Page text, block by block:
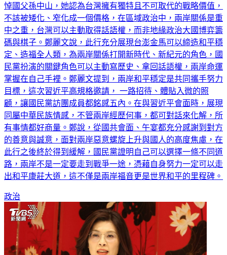
悼國父孫中山，她認為台灣擁有獨特且不可取代的戰略價值，
不該被矮化、窄化成一個價格，在區域政治中，兩岸關係是重
中之重，台灣可以主動取得話語權，而非地緣政治大國博弈籌
碼與棋子。鄭麗文說，此行充分展現台澎金馬可以締造和平穩
定、造福全人類，為兩岸關係打開新時代、新紀元的角色，國
民黨扮演的關鍵角色可以主動寫歷史、拿回話語權，兩岸命運
掌握在自己手裡。鄭麗文提到，兩岸和平穩定是共同攜手努力
目標，這次習近平高規格邀請， 一路招待、體貼入微的照
顧，讓國民黨訪團成員都銘感五內。在與習近平會面時，展現
同屬中華民族情感，不管兩岸經歷何事，都可對話來化解，所
有事情都好商量。鄭說，從國共會面、午宴都充分感謝到對方
的善意與誠意，面對兩岸惡意螺旋上升與國人的高度焦慮，在
此行之後終於得到緩解，國民黨證明自己可以選擇一條不同道
路，兩岸不是一定要走到戰爭一途，憑藉自身努力一定可以走
出和平康莊大道，這不僅是兩岸福音更是世界和平的里程碑。
政治